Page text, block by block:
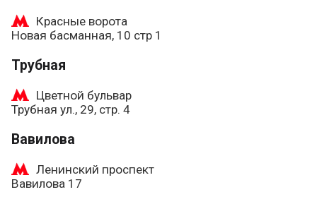
Красные ворота
Новая басманная, 10 стр 1
Трубная
Цветной бульвар
Трубная ул., 29, стр. 4
Вавилова
Ленинский проспект
Вавилова 17